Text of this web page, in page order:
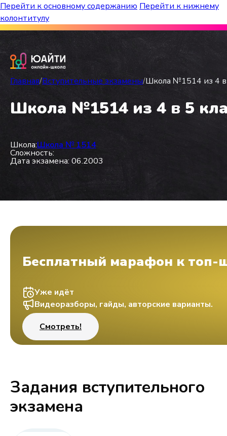
Перейти к основному содержанию Перейти к нижнему
колонтитулу
Бесплатный марафон к топ-школам!
Главная/Вступительные экзамены/Школа №1514 из 4 в
Школа №1514 из 4 в 5
Школа:Школа № 1514
Сложность:
Дата экзамена: 06.2003
Бесплатный марафон к топ-
Уже идёт
Видеоразборы, гайды, авторские варианты.
Смотреть!
Задания вступительного
экзамена